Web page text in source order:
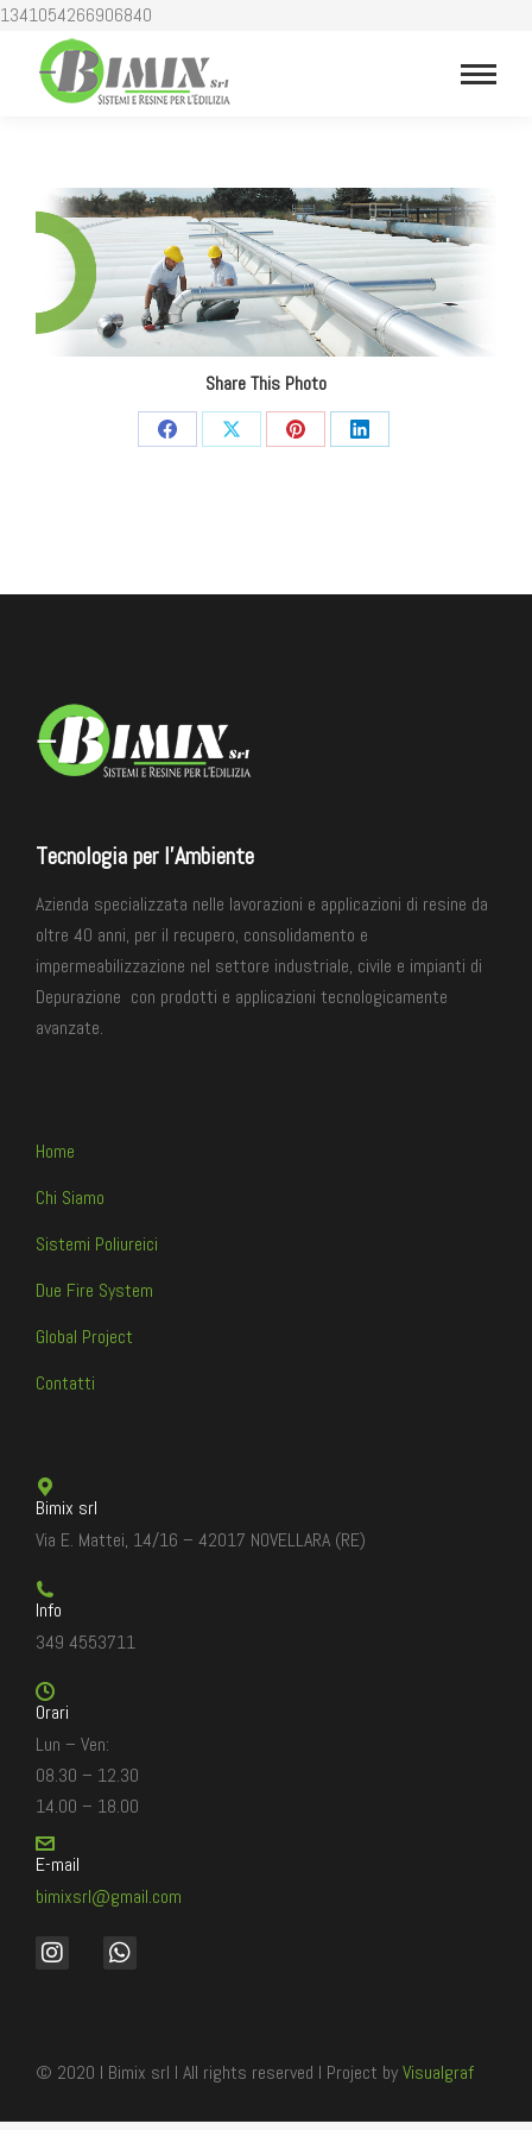
1341054266906840
Share This Photo
Tecnologia per l'Ambiente
Azienda specializzata nelle lavorazioni e applicazioni di resine da
oltre 40 anni, per il recupero, consolidamento e
impermeabilizzazione nel settore industriale, civile e impianti di
Depurazione con prodotti e applicazioni tecnologicamente
avanzate.
Home
Chi Siamo
Sistemi Poliureici
Due Fire System
Global Project
Contatti
Bimix srl
Via E. Mattei, 14/16 – 42017 NOVELLARA (RE)
Info
349 4553711
Orari
Lun – Ven:
08.30 – 12.30
14.00 – 18.00
E-mail
bimixsrl@gmail.com
© 2020 I Bimix srl I All rights reserved I Project byVisualgraf